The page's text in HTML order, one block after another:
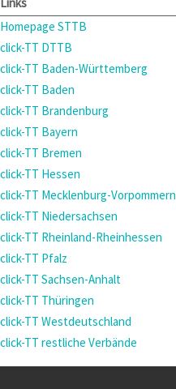
Homepage STTB
click-TT DTTB
click-TT Baden-Württemberg
click-TT Baden
click-TT Brandenburg
click-TT Bayern
click-TT Bremen
click-TT Hessen
click-TT Mecklenburg-Vorpommern
click-TT Niedersachsen
click-TT Rheinland-Rheinhessen
click-TT Pfalz
click-TT Sachsen-Anhalt
click-TT Thüringen
click-TT Westdeutschland
click-TT restliche Verbände